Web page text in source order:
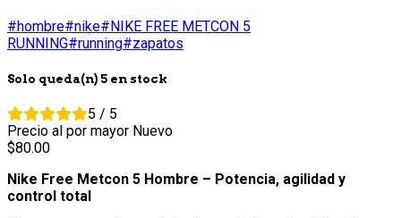
#hombre#nike#NIKE FREE METCON 5
RUNNING#running#zapatos
Solo queda(n) 5 en stock
5 / 5
Precio al por mayor Nuevo
80.00
Nike Free Metcon 5 Hombre – Potencia, agilidad y
control total